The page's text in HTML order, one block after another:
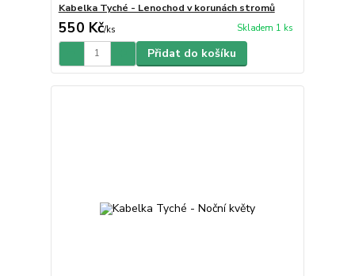
Kabelka Tyché - Lenochod v korunách stromů
550 Kč/ks Skladem 1 ks
Přidat do košíku